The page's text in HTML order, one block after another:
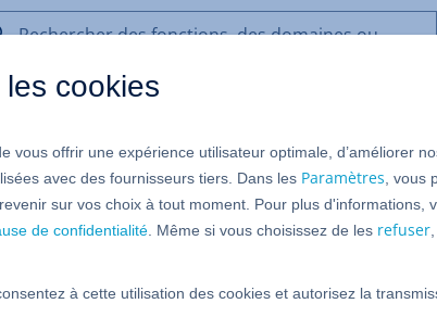
ou
de
l’aide
le compte IONOS
possibilité de modifier la langue de votre compte.
(Canada/Grande Bretagne/USA), l'espagnol
- pour presque toutes les gammes de produits.
cookies
vous offrir une expérience utilisateur optimale, d’améliorer
avec des fournisseurs tiers. Dans les Paramètres , vous
sur vos choix à tout moment. Pour plus d'informations,
de confidentialité . Même si vous choisissez de les refuser
à cette utilisation des cookies et autorisez la